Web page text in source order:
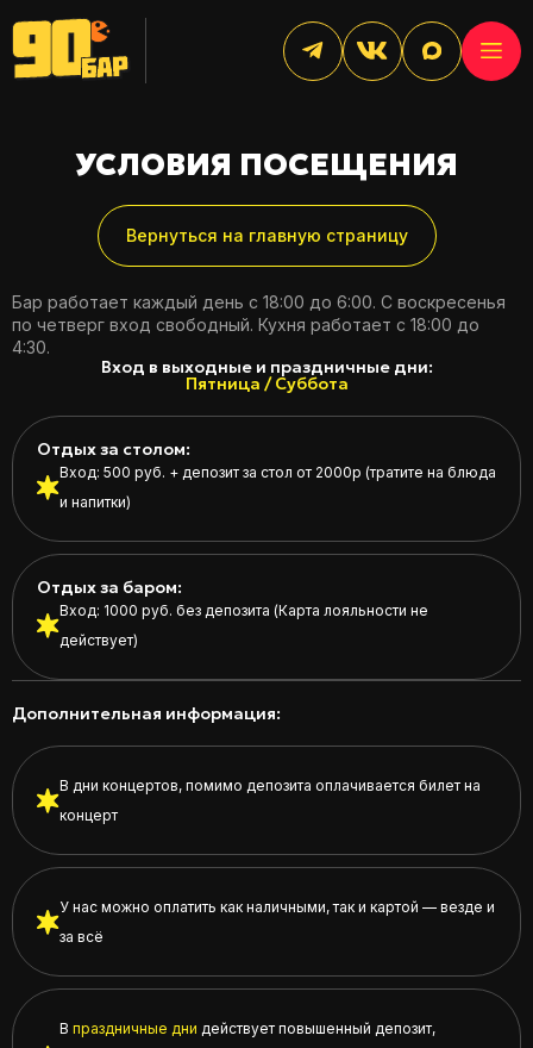
УСЛОВИЯ ПОСЕЩЕНИЯ
Вернуться на главную страницу
Бар работает каждый день с 18:00 до 6:00. С воскресенья
по четверг вход свободный. Кухня работает с 18:00 до
4:30.
Вход в выходные и праздничные дни:
Пятница / Суббота
Отдых за столом:
Вход: 500 руб. + депозит за стол от 2000р (тратите на блюда
и напитки)
Отдых за баром:
Вход: 1000 руб. без депозита (Карта лояльности не
действует)
Дополнительная информация:
В дни концертов, помимо депозита оплачивается билет на
концерт
У нас можно оплатить как наличными, так и картой — везде и
за всё
В праздничные дни действует повышенный депозит,